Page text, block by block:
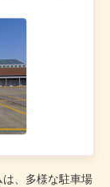
、多様な駐車場